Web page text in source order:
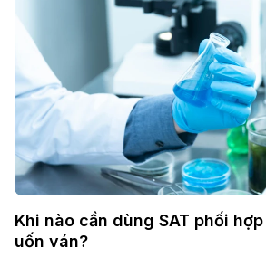
Khi nào cần dùng SAT phối
uốn ván?